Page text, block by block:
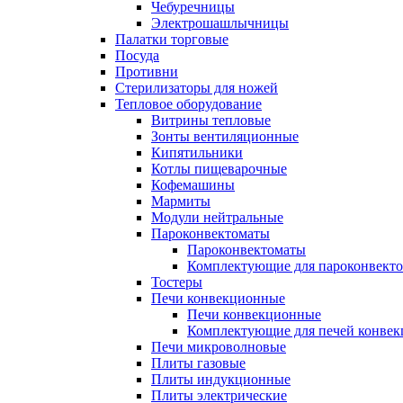
Чебуречницы
Электрошашлычницы
Палатки торговые
Посуда
Противни
Стерилизаторы для ножей
Тепловое оборудование
Витрины тепловые
Зонты вентиляционные
Кипятильники
Котлы пищеварочные
Кофемашины
Мармиты
Модули нейтральные
Пароконвектоматы
Пароконвектоматы
Комплектующие для
Тостеры
Печи конвекционные
Печи конвекционные
Комплектующие для печей
Печи микроволновые
Плиты газовые
Плиты индукционные
Плиты электрические